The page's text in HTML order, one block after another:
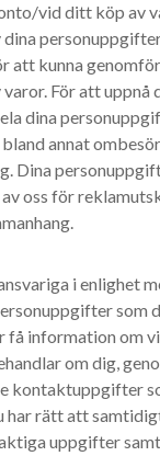
vid ditt köp av
dina
att kunna
För att uppnå
dina
annat
Dina
oss för
i enlighet
som
få information om
om dig,
kontaktuppgifter
har rätt att
uppgifter